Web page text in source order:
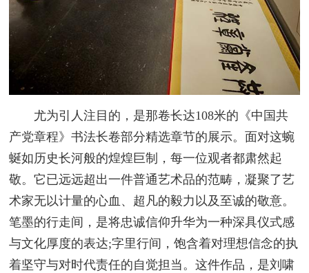
尤为引人注目的，是那卷长达108米的《中国共
产党章程》书法长卷部分精选章节的展示。面对这蜿
蜒如历史长河般的煌煌巨制，每一位观者都肃然起
敬。它已远远超出一件普通艺术品的范畴，凝聚了艺
术家无以计量的心血、超凡的毅力以及至诚的敬意。
笔墨的行走间，是将忠诚信仰升华为一种深具仪式感
与文化厚度的表达;字里行间，饱含着对理想信念的执
着坚守与对时代责任的自觉担当。这件作品，是刘啸